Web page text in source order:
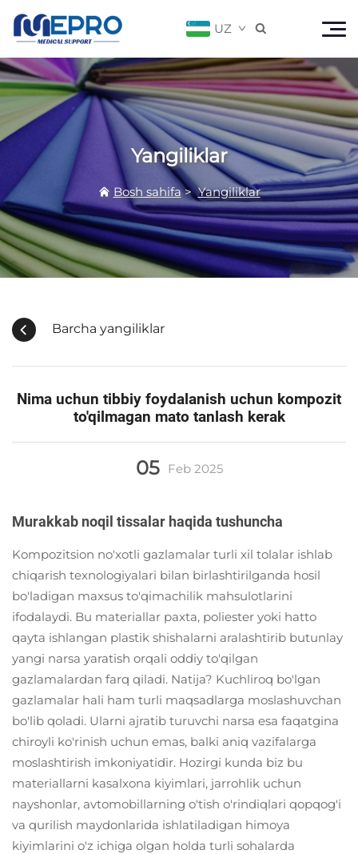
UZ 
Yangiliklar
Bosh sahifa>Yangiliklar
Barcha yangiliklar
Nima uchun tibbiy foydalanish uchun kompozit
to'qilmagan mato tanlash kerak
05 Feb 2025
Murakkab noqil tissalar haqida tushuncha
Kompozitsion no'xotli gazlamalar turli xil tolalar ishlab
chiqarish texnologiyalari bilan birlashtirilganda hosil
bo'ladigan maxsus to'qimachilik mahsulotlarini
ifodalaydi. Bu materiallar paxta, poliester yoki hatto
qayta ishlangan plastik shishalarni aralashtirib butunlay
yangi narsa yaratish orqali oddiy to'qilgan
gazlamalardan farq qiladi. Natija? Kuchliroq bo'lgan
gazlamalar hali ham turli maqsadlarga moslashuvchan
bo'lib qoladi. Ularni ajratib turuvchi narsa esa faqatgina
chiroyli ko'rinish uchun emas, balki aniq vazifalarga
moslashtirish imkoniyatidir. Hozirgi kunda biz bu
materiallarni kasalxona kiyimlari, jarrohlik uchun
nayshonlar, avtomobillarning o'tish o'rindiqlari qopqog'i
va qurilish maydonlarida ishlatiladigan himoya
kiyimlarini o'z ichiga olgan holda turli sohalarda